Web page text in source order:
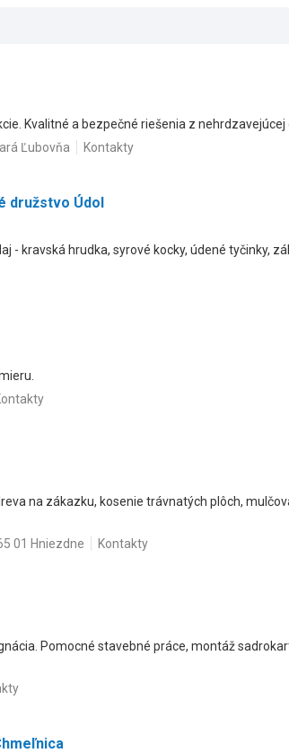
Kvalitné a bezpečné riešenia z nehrdzavejúcej
Ľubovňa Kontakty
družstvo Údol
- kravská hrudka, syrové kocky, údené tyčinky,
na zákazku, kosenie trávnatých plôch,
01 Hniezdne Kontakty
Pomocné stavebné práce, montáž